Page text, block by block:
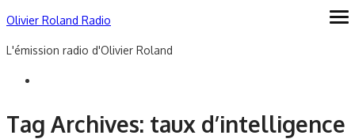
Skip
content
Olivier Roland Radio
L'émission radio d'Olivier Roland
Tag Archives: taux d’intelligence